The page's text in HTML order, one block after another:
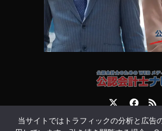
運営会社 お問合
当サイトではトラフィックの分析と広告